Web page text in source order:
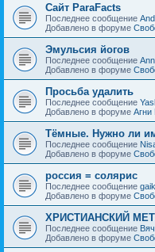
Сайт ParaFacts
Последнее сообщение
Добавлено в форуме
Эмульсия йогов
Последнее сообщение
Добавлено в форуме
Просьба удалить
Последнее сообщение
Добавлено в форуме Агни
Тёмные. Нужно ли
Последнее сообщение
Добавлено в форуме
россия = солярис
Последнее сообщение
Добавлено в форуме
ХРИСТИАНСКИЙ
Последнее сообщение
Добавлено в форуме